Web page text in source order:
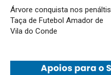
Árvore conquista nos penáltis
Taça de Futebol Amador de
Vila do Conde